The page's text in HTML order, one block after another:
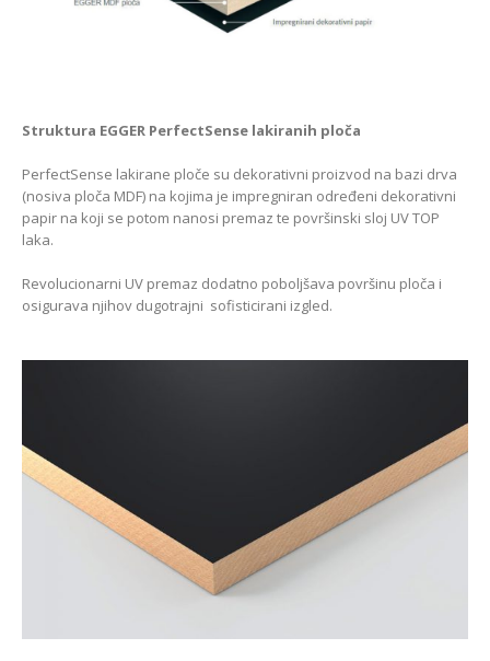
Struktura EGGER PerfectSense lakiranih ploča
PerfectSense lakirane ploče su dekorativni proizvod na bazi drva
(nosiva ploča MDF) na kojima je impregniran određeni dekorativni
papir na koji se potom nanosi premaz te površinski sloj UV TOP
laka.
Revolucionarni UV premaz dodatno poboljšava površinu ploča i
osigurava njihov dugotrajni sofisticirani izgled.